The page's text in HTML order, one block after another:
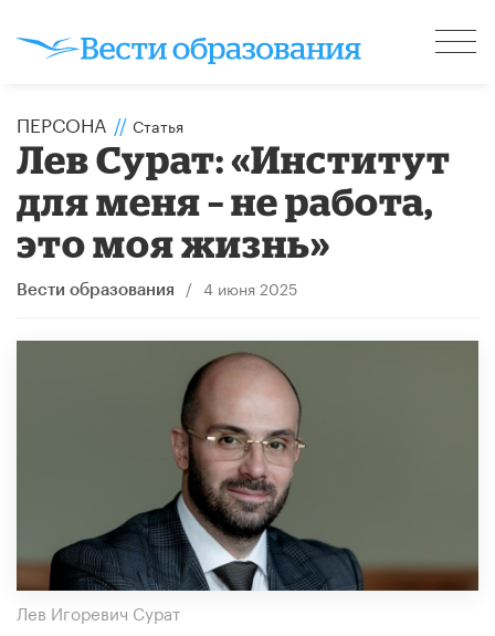
ПЕРСОНА // Статья
Лев Сурат: «Институт
для меня – не работа,
это моя жизнь»
Вести образования / 4 июня 2025
Лев Игоревич Сурат